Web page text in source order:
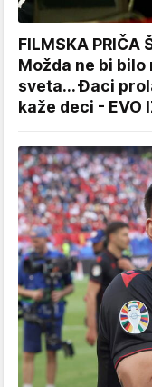
FILMSKA PRIČA
Možda ne bi
sveta... Đaci
kaže deci - EVO